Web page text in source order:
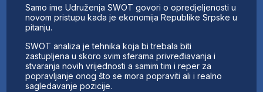
Samo ime Udruženja SWOT govori o opredjeljenosti u
novom pristupu kada je ekonomija Republike Srpske u
pitanju.
SWOT analiza je tehnika koja bi trebala biti
zastupljena u skoro svim sferama privređiavanja i
stvaranja novih vrijednosti a samim tim i reper za
popravljanje onog što se mora popraviti ali i realno
sagledavanje pozicije.